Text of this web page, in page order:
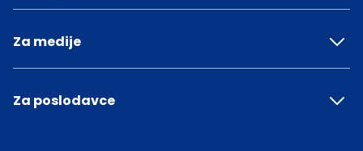
Za medije
Za poslodavce